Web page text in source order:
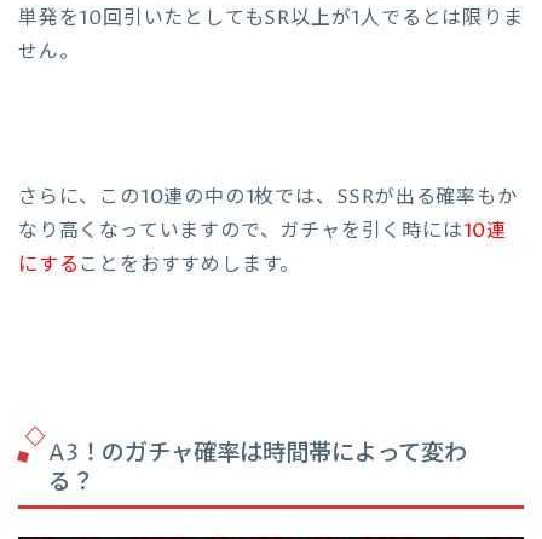
単発を10回引いたとしてもSR以上が1人でるとは限りま
せん。
さらに、この10連の中の1枚では、SSRが出る確率もか
なり高くなっていますので、ガチャを引く時には10連
にする ことをおすすめします。
A3！のガチャ確率は時間帯によって変わ
る？